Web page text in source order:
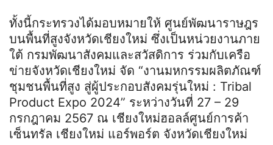
ทั้งนี้กระทรวงได้มอบหมายให้ ศูนย์พัฒนาราษฎร
บนพื้นที่สูงจังหวัดเชียงใหม่ ซึ่งเป็นหน่วยงานภาย
ใต้ กรมพัฒนาสังคมและสวัสดิการ ร่วมกับเครือ
ข่ายจังหวัดเชียงใหม่ จัด “งานมหกรรมผลิตภัณฑ์
ชุมชนพื้นที่สูง สู่ผู้ประกอบสังคมรุ่นใหม่ : Tribal
Product Expo 2024” ระหว่างวันที่ 27 – 29
กรกฎาคม 2567 ณ เชียงใหม่ฮอลล์ศูนย์การค้า
เซ็นทรัล เชียงใหม่ แอร์พอร์ต จังหวัดเชียงใหม่